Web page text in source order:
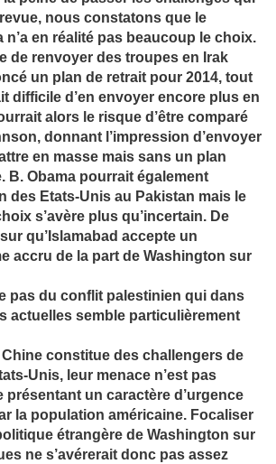
nous constatons que le
n’a en réalité pas beaucoup le choix.
de renvoyer des troupes en Irak
un plan de retrait pour 2014, tout
difficile d’en envoyer encore plus en
alors le risque d’être comparé
donnant l’impression d’envoyer
en masse mais sans un plan
B. Obama pourrait également
des Etats-Unis au Pakistan mais le
s’avère plus qu’incertain. De
qu’Islamabad accepte un
accru de la part de Washington sur
pas du conflit palestinien qui dans
actuelles semble particulièrement
constitue des challengers de
Unis, leur menace n’est pas
présentant un caractère d’urgence
la population américaine. Focaliser
étrangère de Washington sur
ne s’avérerait donc pas assez